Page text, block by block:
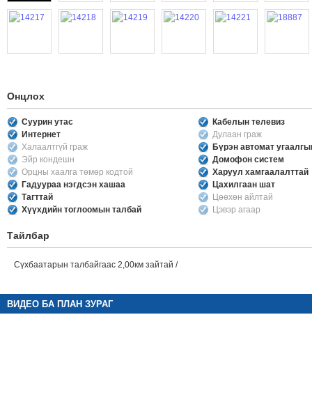
Онцлох
Суурин утас
Кабелын телевиз
Интернет
Дулаан граж
Халаалтгүй граж
Бүрэн автомат
Эйр кондешн
Домофон систем
Орцны хаалга төмөр кодтой
Харуул хамгаалалттай
Гадуураа нэгдсэн хашаа
Цахилгаан шат
Тагттай
Цөөхөн айлтай
Хүүхдийн тоглоомын талбай
Цэвэр агаар
Тайлбар
Сүхбаатарын талбайгаас 2,00км зайтай /
ВИДЕО БА ПЛАН ЗУРАГ